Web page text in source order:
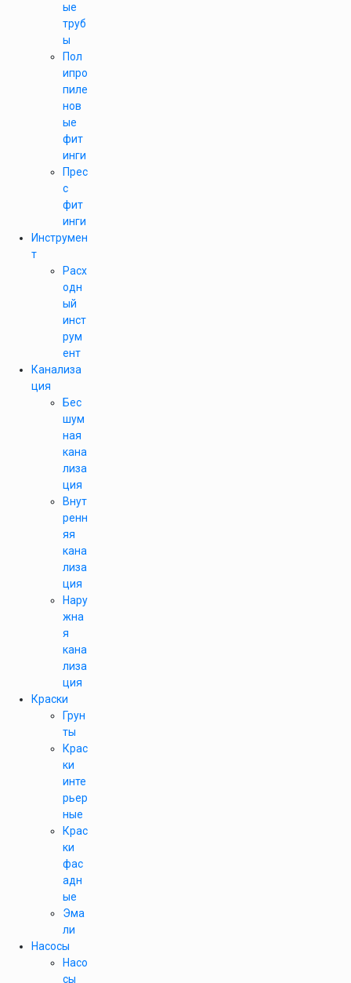
ые
труб
ы
Пол
ипро
пиле
нов
ые
фит
инги
Прес
с
фит
инги
Инструмен
т
Расх
одн
ый
инст
рум
ент
Канализа
ция
Бес
шум
ная
кана
лиза
ция
Внут
ренн
яя
кана
лиза
ция
Нару
жна
я
кана
лиза
ция
Краски
Грун
ты
Крас
ки
инте
рьер
ные
Крас
ки
фас
адн
ые
Эма
ли
Насосы
Насо
сы